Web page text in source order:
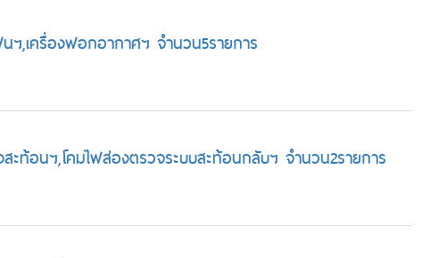
นฯ,เครื่องฟอกอากาศฯ จำนวน5รายการ
ะท้อนฯ,โคมไฟส่องตรวจระบบสะท้อนกลับฯ จำนวน2รายการ